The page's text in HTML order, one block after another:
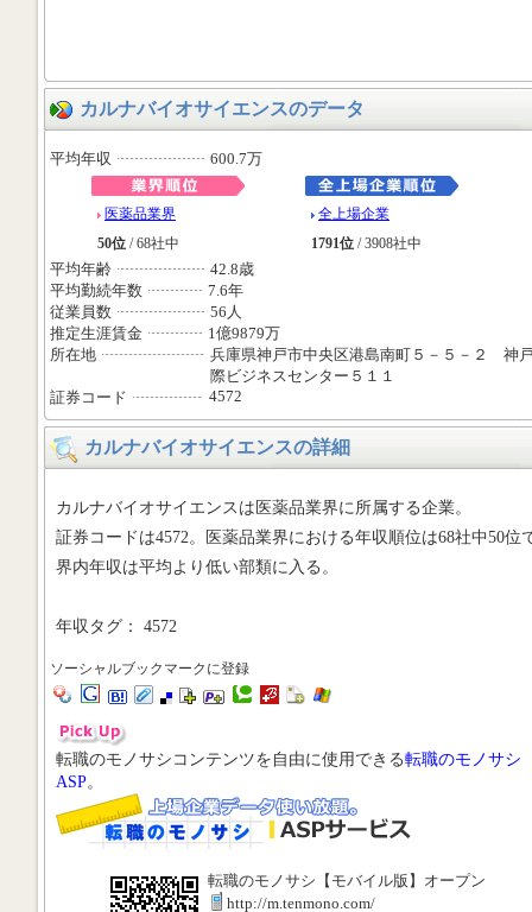
カルナバイオサイエンスのデータ
平均年収 600.7万
医薬品業界
50位 / 68社中
全上場企業
1791位 / 3908社中
平均年齢
42.8歳
平均勤続年数
7.6年
従業員数
56人
推定生涯賃金
1億9879万
所在地
兵庫県神戸市中央区港島南町５－５－２ 神
際ビジネスセンター５１１
証券コード
4572
カルナバイオサイエンスの詳細
カルナバイオサイエンスは医薬品業界に所属する企業。
証券コードは4572。医薬品業界における年収順位は68社中50位
界内年収は平均より低い部類に入る。
年収タグ： 4572
ソーシャルブックマークに登録
転職のモノサシコンテンツを自由に使用できる転職のモノサシ
ASP。
転職のモノサシ【モバイル版】オープン
http://m.tenmono.com/